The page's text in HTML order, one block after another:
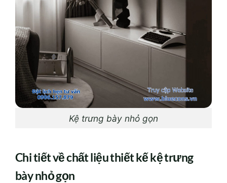
Kệ trưng bày nhỏ gọn
Chi tiết về chất liệu thiết kế kệ trưng
bày nhỏ gọn